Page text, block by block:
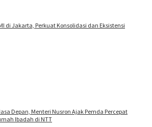
di Jakarta, Perkuat Konsolidasi dan Eksistensi
Depan, Menteri Nusron Ajak Pemda Percepat
Ibadah di NTT